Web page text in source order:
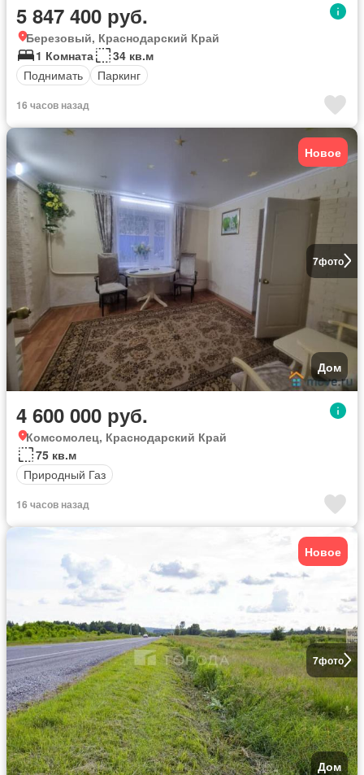
5 847 400 руб.
Березовый, Краснодарский Край
1 Комната
34 кв.м
Поднимать
Паркинг
16 часов назад
7фото
Новое
Дом
4 600 000 руб.
Комсомолец, Краснодарский Край
75 кв.м
Природный Газ
16 часов назад
7фото
Новое
Дом